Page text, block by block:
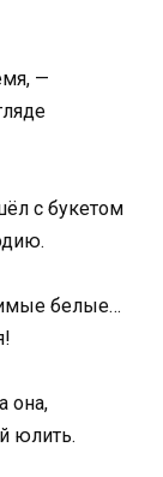
—
с букетом
белые…
она,
юлить.